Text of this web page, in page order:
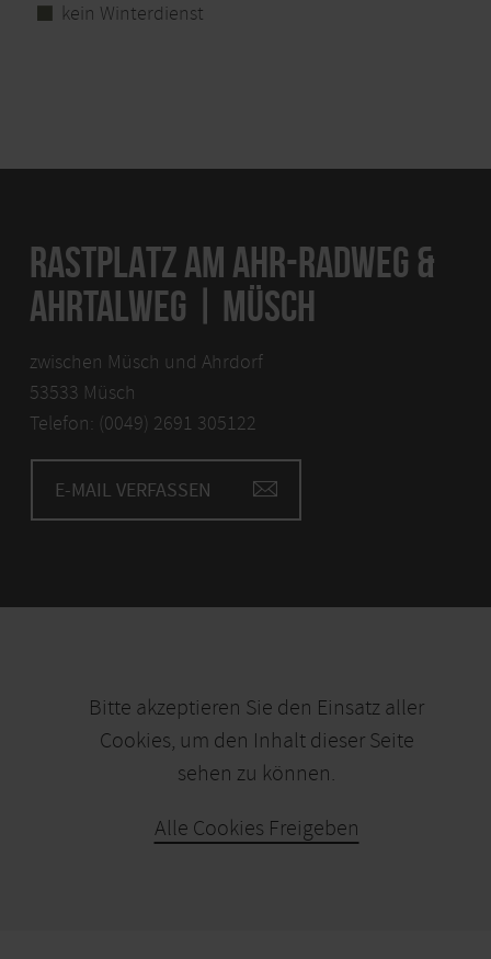
kein Winterdienst
RASTPLATZ AM AHR-RADWEG &
AHRTALWEG | MÜSCH
zwischen Müsch und Ahrdorf
53533 Müsch
Telefon: (0049) 2691 305122
E-MAIL VERFASSEN
Bitte akzeptieren Sie den Einsatz aller
Cookies, um den Inhalt dieser Seite
sehen zu können.
Alle Cookies Freigeben